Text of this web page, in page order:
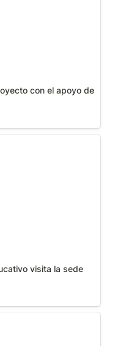
con el apoyo de
visita la sede
visita la sede
de éxito y